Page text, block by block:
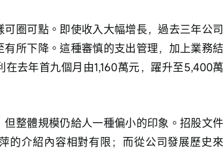
圈可點。即使收入大幅增長，過去三年公司
所下降。這種審慎的支出管理，加上業務結
去年首九個月由1,160萬元，躍升至5,400萬
整體規模仍給人一種偏小的印象。招股文件
的介紹內容相對有限；而從公司發展歷史來